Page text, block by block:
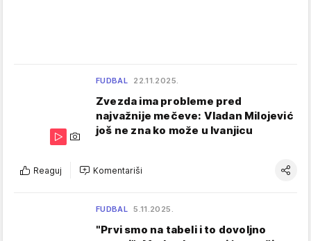
FUDBAL 22.11.2025.
Zvezda ima probleme pred
najvažnije mečeve: Vladan Milojević
još ne zna ko može u Ivanjicu
Reaguj Komentariši
FUDBAL 5.11.2025.
"Prvi smo na tabeli i to dovoljno